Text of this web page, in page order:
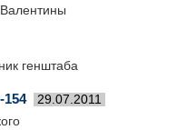
генштаба
29.07.2011